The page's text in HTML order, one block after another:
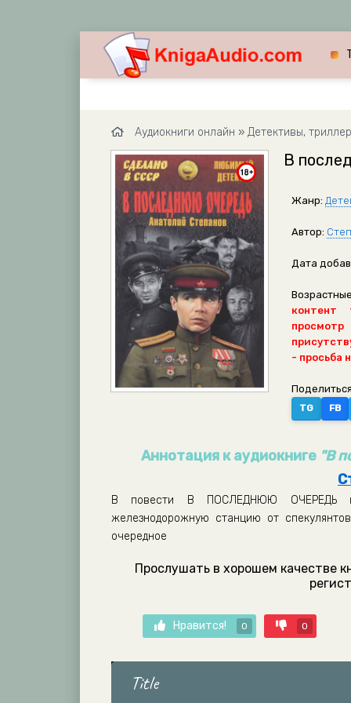
Аудиокниги онлайн » Детективы,
В
Жанр:
Автор:
Дата
контент
- просьба
TG FB
Аннотация к аудиокниге "В
В повести В ПОСЛЕДНЮЮ ОЧЕРЕДЬ
железнодорожную станцию от
очередное
Прослушать в хорошем качестве
Нравится! 0 0
Title